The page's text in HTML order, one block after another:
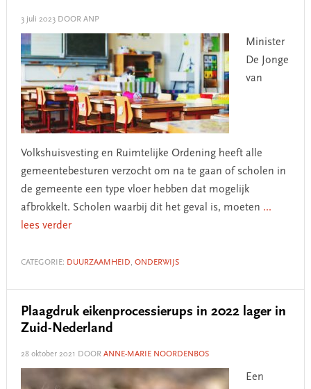
3 juli 2023DOOR ANP
Minister
De Jonge
van
Volkshuisvesting en Ruimtelijke Ordening heeft alle
gemeentebesturen verzocht om na te gaan of scholen in
de gemeente een type vloer hebben dat mogelijk
afbrokkelt. Scholen waarbij dit het geval is, moeten ...
lees verder
CATEGORIE: DUURZAAMHEID, ONDERWIJS
Plaagdruk eikenprocessierups in 2022 lager in
Zuid-Nederland
28 oktober 2021 DOOR ANNE-MARIE NOORDENBOS
Een